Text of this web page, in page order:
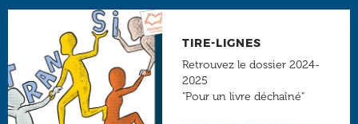
TIRE-LIGNES
Retrouvez le dossier 2024-
2025
"Pour un livre déchaîné"